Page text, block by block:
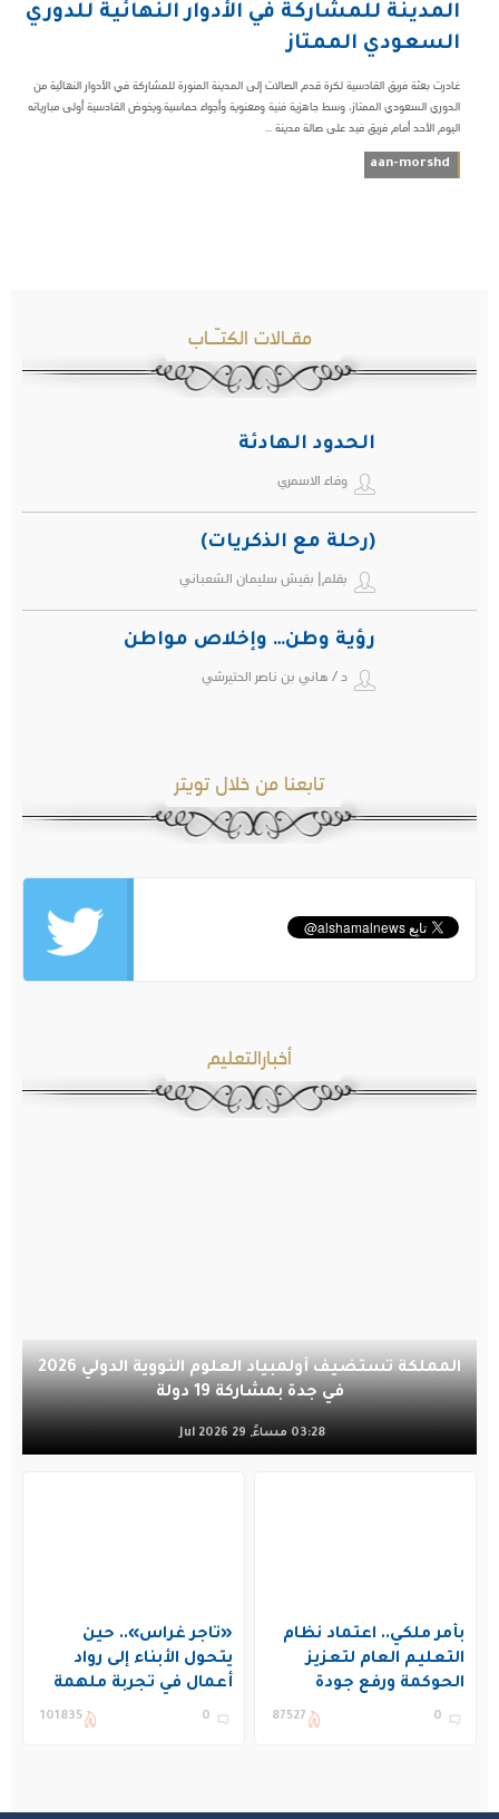
المدينة للمشاركة في الأدوار النهائية للدوري
السعودي الممتاز
غادرت بعثة فريق القادسية لكرة قدم الصالات إلى المدينة المنورة للمشاركة في الأدوار النهائية من
الدوري السعودي الممتاز، وسط جاهزية فنية ومعنوية وأجواء حماسية.ويخوض القادسية أولى مبارياته
اليوم الأحد أمام فريق فيد على صالة مدينة ...
aan-morshd
مقـالات الكتـّـاب
الحدود الهادئة
وفاء الاسمري
(رحلة مع الذكريات)
بقلم| بقيش سليمان الشعباني
رؤية وطن… وإخلاص مواطن
د / هاني بن ناصر الحتيرشي
تابعنا من خلال تويتر
أخبارالتعليم
المملكة تستضيف أولمبياد العلوم النووية الدولي 2026
في جدة بمشاركة 19 دولة
03:28 مساءً, 29 Jul 2026
بأمر ملكي.. اعتماد نظام
التعليم العام لتعزيز
الحوكمة ورفع جودة
التعليم في المملكة
0
87527
«تاجر غراس».. حين
يتحول الأبناء إلى رواد
أعمال في تجربة ملهمة
بنادي غراس الصيفي
0
101835